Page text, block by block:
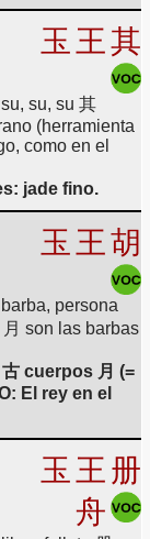
玉 王其
su, su 其
(herramienta
como en el
jade fino.
玉 王胡
persona
son las barbas
cuerpos 月 (=
El rey en el
玉 王 册
舟